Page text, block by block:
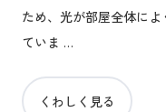
ため、光が部屋全体に
ていま …
くわしく見る